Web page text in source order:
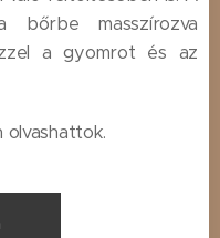
bőrbe masszírozva
a gyomrot és az
olvashattok.